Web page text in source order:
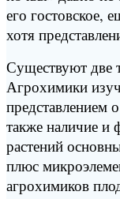
его гостовское,
хотя
Существуют две
Агрохимики
представлением
также наличие и
растений
плюс
агрохимиков